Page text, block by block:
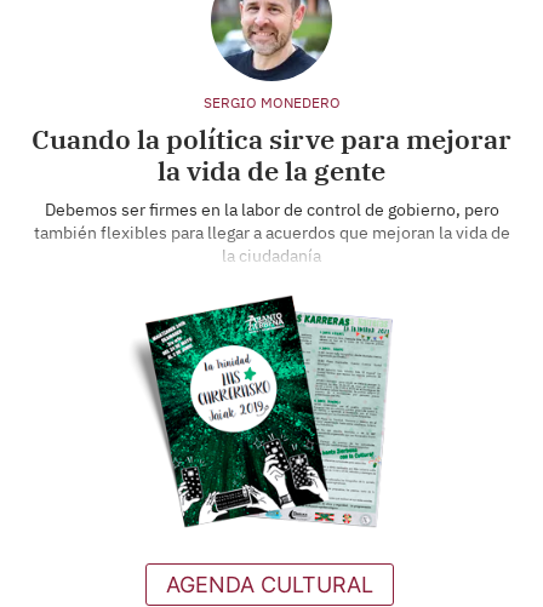
SERGIO MONEDERO
Cuando la política sirve para mejorar
la vida de la gente
Debemos ser firmes en la labor de control de gobierno, pero
también flexibles para llegar a acuerdos que mejoran la vida de
la ciudadanía
AGENDA CULTURAL